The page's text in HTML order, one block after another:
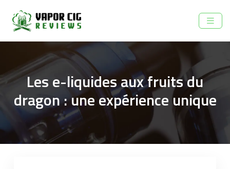
Les e-liquides aux fruits du
dragon : une expérience unique